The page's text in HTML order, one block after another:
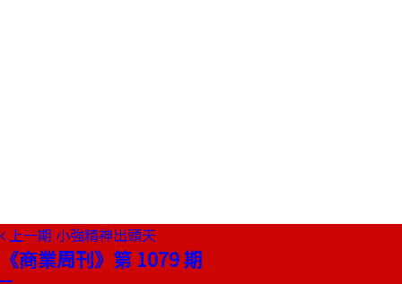
上一期 小強精神出頭天
《商業周刊》第 1079 期